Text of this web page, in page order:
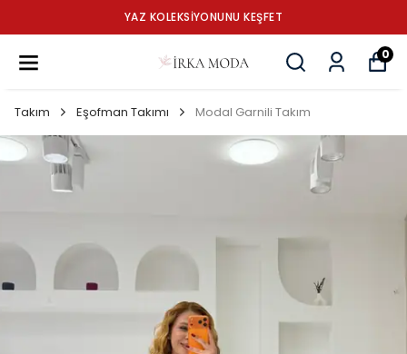
YAZ KOLEKSİYONUNU KEŞFET
0
Takım Eşofman Takımı Modal Garnili Takım